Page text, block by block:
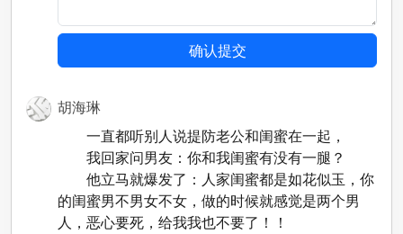
胡海琳
一直都听别人说提防老公和闺蜜在一起，
我回家问男友：你和我闺蜜有没有一腿？
他立马就爆发了：人家闺蜜都是如花似玉，你
的闺蜜男不男女不女，做的时候就感觉是两个男
人，恶心要死，给我我也不要了！！